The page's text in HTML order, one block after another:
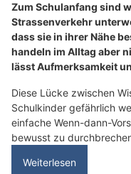
Zum Schulanfang sind
Strassenverkehr
dass sie in ihrer Nähe
handeln im Alltag aber
lässt Aufmerksamkeit
Diese Lücke zwischen
Schulkinder gefährlich
einfache Wenn-dann-
bewusst zu
Weiterlesen